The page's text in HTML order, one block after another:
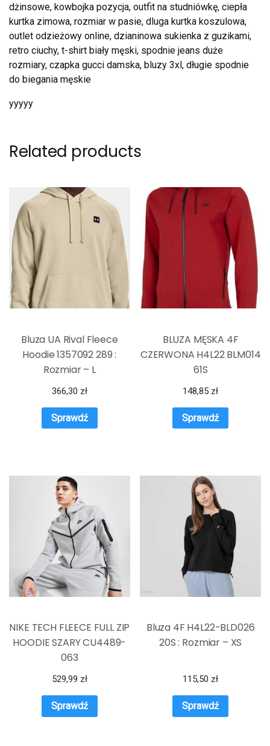
dżinsowe, kowbojka pozycja, outfit na studniówkę, ciepła
kurtka zimowa, rozmiar w pasie, dluga kurtka koszulowa,
outlet odzieżowy online, dzianinowa sukienka z guzikami,
retro ciuchy, t-shirt biały męski, spodnie jeans duże
rozmiary, czapka gucci damska, bluzy 3xl, długie spodnie
do biegania męskie
yyyyy
Related products
Bluza UA Rival Fleece
Hoodie 1357092 289 :
Rozmiar – L
366,30 zł
Sprawdź
BLUZA MĘSKA 4F
CZERWONA H4L22 BLM014
61S
148,85 zł
Sprawdź
NIKE TECH FLEECE FULL ZIP
HOODIE SZARY CU4489-
063
529,99 zł
Sprawdź
Bluza 4F H4L22-BLD026
20S : Rozmiar – XS
115,50 zł
Sprawdź